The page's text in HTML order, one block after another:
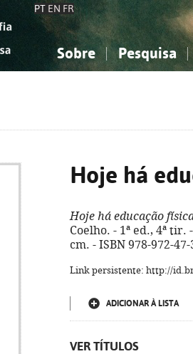
PT EN FR
Sobre Pesquisa
Hoje há
Hoje há educação
Coelho. - 1ª ed., 4ª
cm. - ISBN 978-972-
Link persistente: http://
ADICIONAR À LISTA
VER TÍTULOS